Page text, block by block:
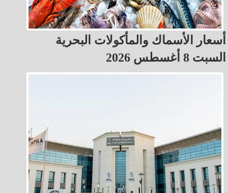
أسعار الأسماك والمأكولات البحرية
السبت 8 أغسطس 2026